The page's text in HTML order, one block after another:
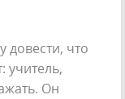
довести, что
учитель,
Он